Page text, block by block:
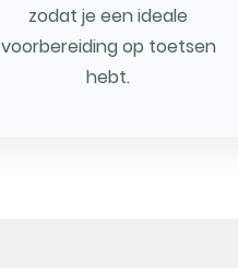
zodat je een ideale
voorbereiding op toetsen
hebt.